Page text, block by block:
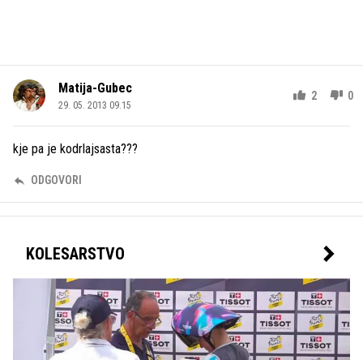
Matija-Gubec
29. 05. 2013 09.15
2 0
kje pa je kodrlajsasta???
ODGOVORI
KOLESARSTVO